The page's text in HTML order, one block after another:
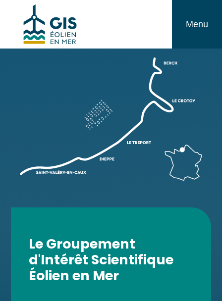
contenu
en
Menu
Le Groupement
d'Intérêt Scientifique
Éolien en Mer